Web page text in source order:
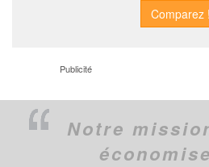
Publicité
Notre